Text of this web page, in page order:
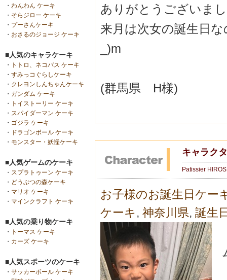
・ わんわん ケーキ
・ そらジロー ケーキ
・ プーさんケーキ
・ おさるのジョージ ケーキ
■人気のキャラケーキ
・
トトロ、ネコバス ケーキ
・ すみっコぐらしケーキ
・ クレヨンしんちゃんケーキ
・ ガンダム ケーキ
・
トイストーリー ケーキ
・ スパイダーマン ケーキ
・ ゴジラ ケーキ
・
ドラゴンボール ケーキ
・ モンスター・妖怪ケーキ
■人気ゲームのケーキ
・ スプラトゥーン ケーキ
・ どうぶつの森ケーキ
・ マリオ ケーキ
・ マインクラフト ケーキ
■人気の乗り物ケーキ
・
トーマス ケーキ
・ カーズ ケーキ
■人気スポーツのケーキ
・ サッカーボール ケーキ
ありがとうございま
来月は次女の誕生日
_)m
(群馬県 H様)
キャラク
Patissier
お子様のお誕生日ケー
ケーキ , 神奈川県, 誕生